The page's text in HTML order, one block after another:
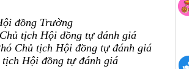
đồng Trường
tịch Hội đồng tự đánh giá
Chủ tịch Hội đồng tự đánh giá
Hội đồng tự đánh giá